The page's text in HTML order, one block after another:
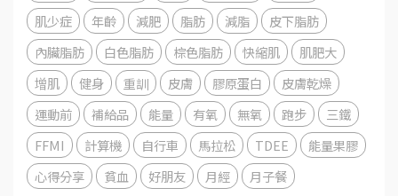
肌少症
年齡 減肥 脂肪 減脂
皮下脂肪
內臟脂肪
白色脂肪 棕色脂肪 快縮肌
肌肥大
增肌
健身 重訓 皮膚 膠原蛋白
皮膚乾燥
運動前
補給品 能量 有氧 無氧 跑步
三鐵
FFMI
計算機 自行車 馬拉松 TDEE
能量果膠
心得分享
貧血 好朋友 月經 月子餐